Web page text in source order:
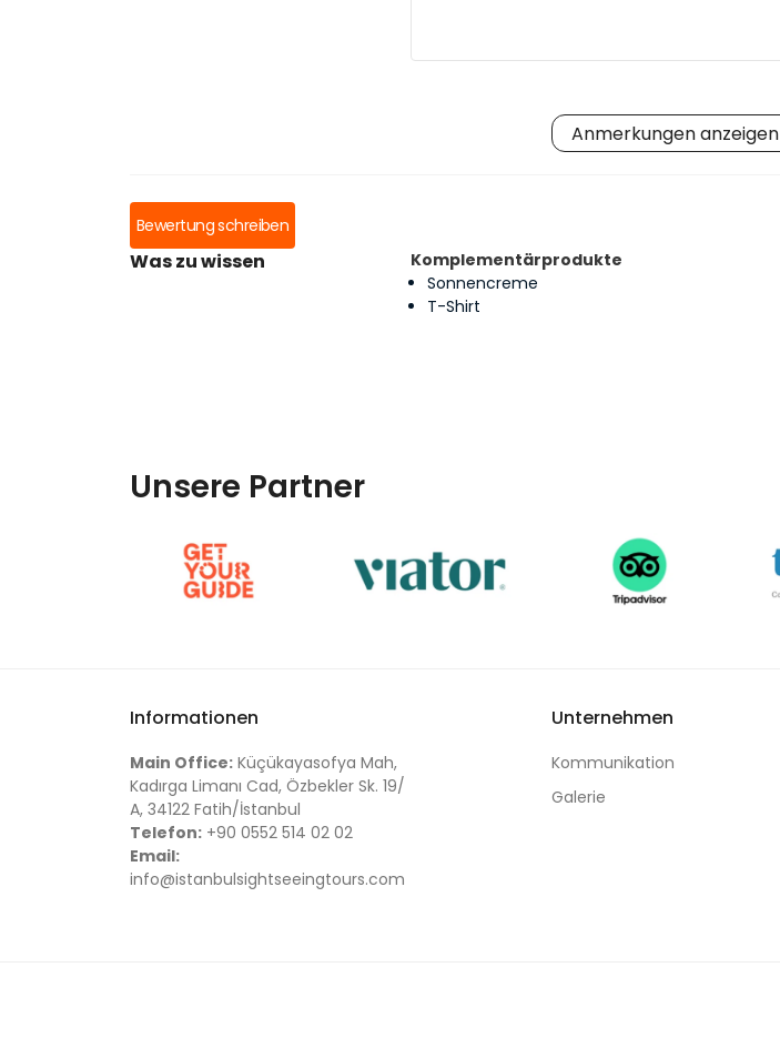
Anmerkungen anzeigen
Bewertung schreiben
Was zu wissen
Komplementärprodukte
Sonnencreme
T-Shirt
Unsere Partner
Informationen
Main Office: Küçükayasofya Mah,
Kadırga Limanı Cad, Özbekler Sk. 19/
A, 34122 Fatih/İstanbul
Telefon: +90 0552 514 02 02
Email:
info@istanbulsightseeingtours.com
Unternehmen
Kommunikation
Galerie